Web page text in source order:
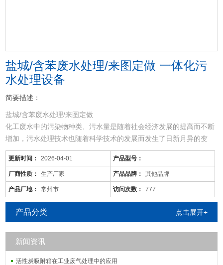
盐城/含苯废水处理/来图定做 一体化污
水处理设备
简要描述：
盐城/含苯废水处理/来图定做
化工废水中的污染物种类、污水量是随着社会经济发展的提高而不断
增加，污水处理技术也随着科学技术的发展而发生了日新月异的变
化，同时，旧的污水处理技术也不断被革新和发展着。尤其现在的化
工废水中的污染物是多种多样的，往往用一种工艺是不能将废水中所
有的污染物去除殆尽的。用物化工艺将化工废水处理到排放标准难度
很大，而且运行成本较高；化工废水含较多的难降解有机物，可生化
性差，而且
更新时间： 2026-04-01 产品型号：
厂商性质： 生产厂家 产品品牌： 其他品牌
产品厂地： 常州市 访问次数： 777
产品分类 点击展开+
新闻资讯
活性炭吸附箱在工业废气处理中的应用